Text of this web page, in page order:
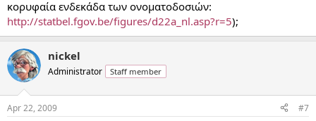
κορυφαία ενδεκάδα των ονοματοδοσιών:
http://statbel.fgov.be/figures/d22a_nl.asp?r=5);
nickel
Administrator Staff member
Apr 22, 2009 #7